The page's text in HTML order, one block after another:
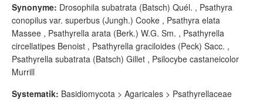
Synonyme: Drosophila subatrata (Batsch) Quél. , Psathyra
conopilus var. superbus (Jungh.) Cooke , Psathyra elata
Massee , Psathyrella arata (Berk.) W.G. Sm. , Psathyrella
circellatipes Benoist , Psathyrella graciloides (Peck) Sacc. ,
Psathyrella subatrata (Batsch) Gillet , Psilocybe castaneicolor
Murrill
Systematik: Basidiomycota > Agaricales > Psathyrellaceae